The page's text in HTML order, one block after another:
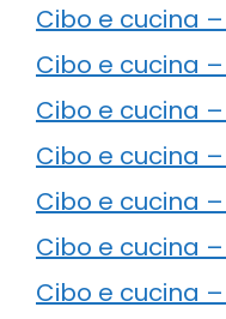
Cibo e cucina
Cibo e cucina
Cibo e cucina
Cibo e cucina
Cibo e cucina
Cibo e cucina
Cibo e cucina